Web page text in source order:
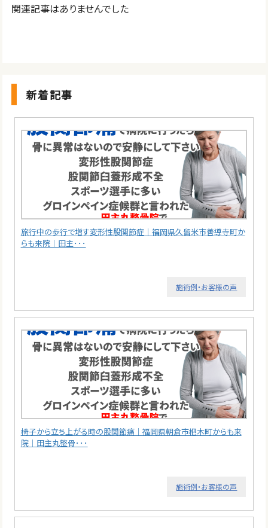
関連記事はありませんでした
新着記事
旅行中の歩行で増す変形性股関節症｜福岡県久留米市善導寺町か
らも来院｜田主･･･
施術例・お客様の声
椅子から立ち上がる時の股関節痛｜福岡県朝倉市杷木町からも来
院｜田主丸整骨･･･
施術例・お客様の声